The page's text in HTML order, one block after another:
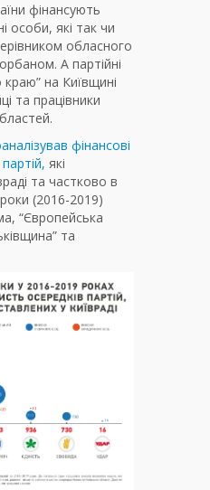
фінансують
особи, які так чи
обласного
А партійні
краю” на Київщині
та працівники
фінансові
які
та частково в
(2016-2019)
“Європейська
та